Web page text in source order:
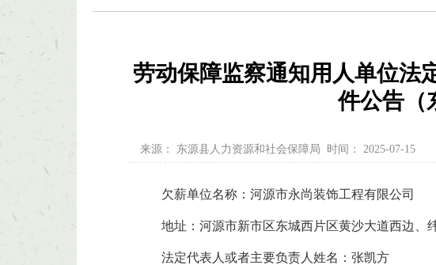
劳动保障监察通知用人单位法
件公告（
来源： 东源县人力资源和社会保障局 时间： 2025-07-15
欠薪单位名称：河源市永尚装饰工程有限公司
地址：河源市新市区东城西片区黄沙大道西边、
法定代表人或者主要负责人姓名：张凯方